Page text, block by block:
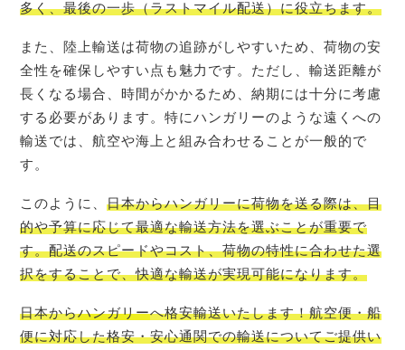
多く、最後の一歩（ラストマイル配送）に役立ちます。
また、陸上輸送は荷物の追跡がしやすいため、荷物の安
全性を確保しやすい点も魅力です。ただし、輸送距離が
長くなる場合、時間がかかるため、納期には十分に考慮
する必要があります。特にハンガリーのような遠くへの
輸送では、航空や海上と組み合わせることが一般的で
す。
このように、日本からハンガリーに荷物を送る際は、目
的や予算に応じて最適な輸送方法を選ぶことが重要で
す。配送のスピードやコスト、荷物の特性に合わせた選
択をすることで、快適な輸送が実現可能になります。
日本からハンガリーへ格安輸送いたします！航空便・船
便に対応した格安・安心通関での輸送についてご提供い